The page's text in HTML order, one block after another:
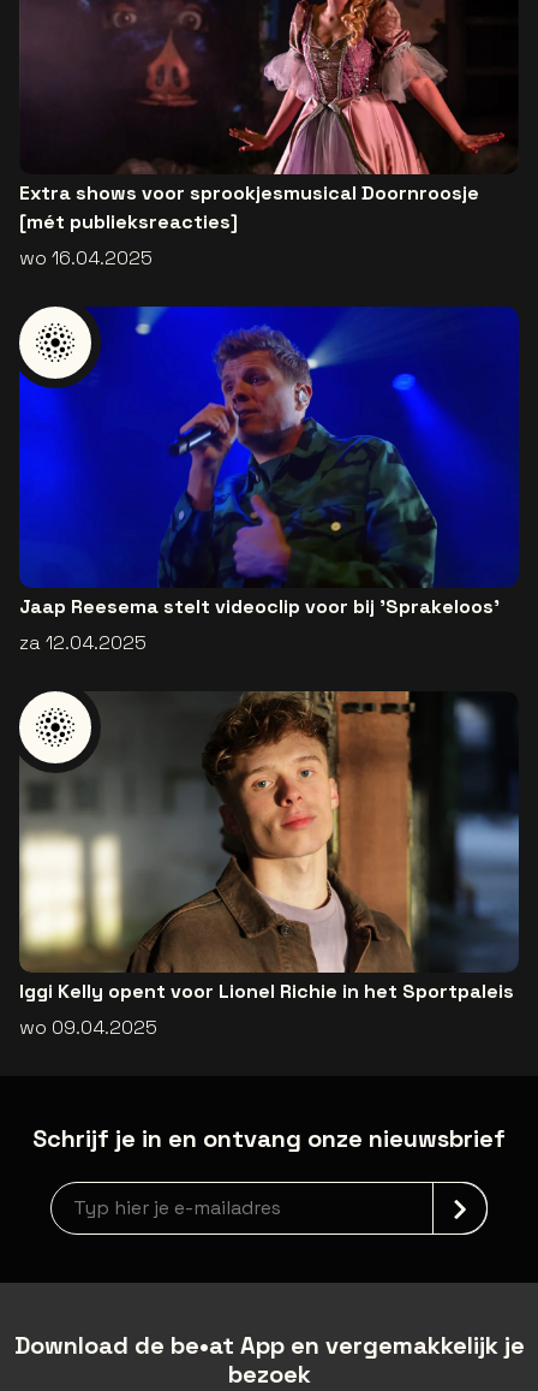
Extra shows voor sprookjesmusical Doornroosje
[mét publieksreacties]
wo 16.04.2025
Jaap Reesema stelt videoclip voor bij 'Sprakeloos'
za 12.04.2025
Iggi Kelly opent voor Lionel Richie in het Sportpaleis
wo 09.04.2025
Schrijf je in en ontvang onze nieuwsbrief
Nieuwsbrief aanmelding
Download de be•at App en vergemakkelijk je
bezoek